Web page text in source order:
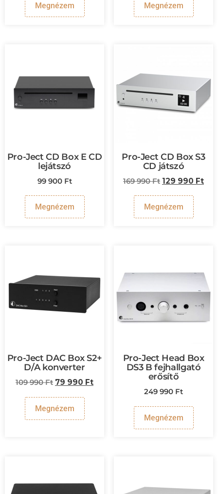
Megnézem Megnézem
Pro-Ject CD Box E CD
lejátszó
99 900 Ft
Megnézem
Pro-Ject CD Box S3
CD játszó
169 990Ft 129 990 Ft
Megnézem
Pro-Ject DAC Box S2+
D/A konverter
109 990Ft 79 990 Ft
Megnézem
Pro-Ject Head Box
DS3 B fejhallgató
erősítő
249 990 Ft
Megnézem